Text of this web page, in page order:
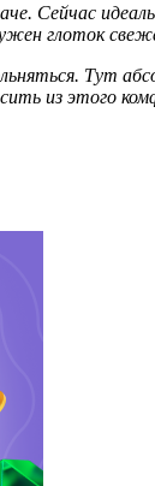
Сейчас
глоток
Тут
из этого